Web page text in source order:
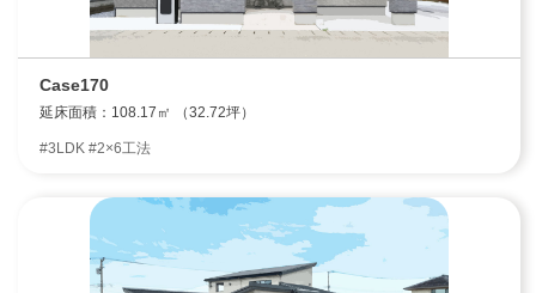
Case170
延床面積：108.17㎡ （32.72坪）
#3LDK #2×6工法